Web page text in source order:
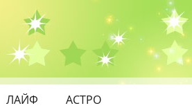
ЛАЙФ АСТРО